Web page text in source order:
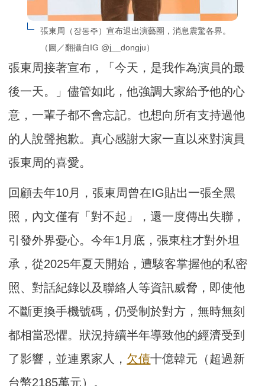
張東周（장동주）宣布退出演藝圈，消息震驚各界。
（圖／翻攝自IG @j__dongju）
張東周接著宣布，「今天，是我作為演員的最
後一天。」儘管如此，他強調大家給予他的心
意，一輩子都不會忘記。也想向所有支持過他
的人說聲抱歉。真心感謝大家一直以來對演員
張東周的喜愛。
回顧去年10月，張東周曾在IG貼出一張全黑
照，內文僅有「對不起」，還一度傳出失聯，
引發外界憂心。今年1月底，張東柱才對外坦
承，從2025年夏天開始，遭駭客掌握他的私密
照、對話紀錄以及聯絡人等資訊威脅，即使他
不斷更換手機號碼，仍受制於對方，無時無刻
都相當恐懼。狀況持續半年導致他的經濟受到
了影響，並連累家人， 欠債十億韓元（超過新
台幣2185萬元）。